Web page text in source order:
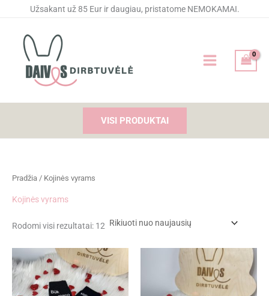
Užsakant už 85 Eur ir daugiau, pristatome NEMOKAMAI.
VISI PRODUKTAI
Pradžia / Kojinės vyrams
Kojinės vyrams
Rodomi visi rezultatai: 12
pagal
range:
6,00 €
through
6,90 €
Price
range:
6,00 €
through
6,90 €